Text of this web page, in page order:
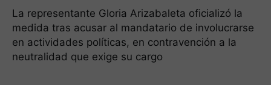
La representante Gloria Arizabaleta oficializó la
medida tras acusar al mandatario de involucrarse
en actividades políticas, en contravención a la
neutralidad que exige su cargo